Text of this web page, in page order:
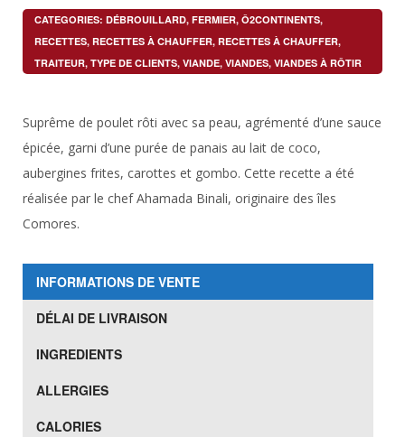
CATEGORIES: DÉBROUILLARD, FERMIER, Ô2CONTINENTS,
RECETTES, RECETTES À CHAUFFER, RECETTES À CHAUFFER,
TRAITEUR, TYPE DE CLIENTS, VIANDE, VIANDES, VIANDES À RÔTIR
Suprême de poulet rôti avec sa peau, agrémenté d’une sauce
épicée, garni d’une purée de panais au lait de coco,
aubergines frites, carottes et gombo. Cette recette a été
réalisée par le chef Ahamada Binali, originaire des îles
Comores.
INFORMATIONS DE VENTE
DÉLAI DE LIVRAISON
INGREDIENTS
ALLERGIES
CALORIES